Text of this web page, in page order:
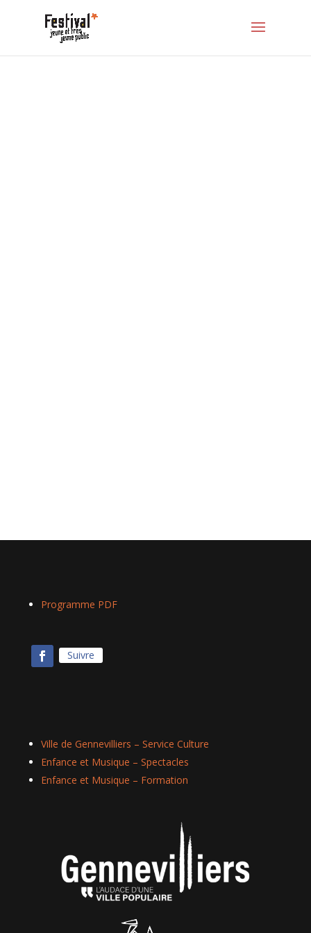
Programme PDF
Suivre
Ville de Gennevilliers – Service Culture
Enfance et Musique – Spectacles
Enfance et Musique – Formation